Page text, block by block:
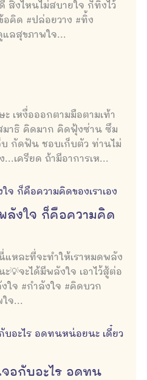
สิ่งไหนไม่สบายใจ ก็ทิ้งไว้
คิด #ปล่อยวาง #ทิ้ง
แลสุขภาพใจ...
เหงื่อออกตามมือตามเท้า
าธิ คิดมาก คิดฟุ้งซ่าน ซึม
บ กัดฟัน ชอบเก็บตัว ท่านไม่
เครียด ถ้ามีอาการเห...
ลังใจ ก็คือความคิด
แหละที่จะทำให้เราหมดพลัง
💡จะได้มีพลังใจ เอาไว้สู้ต่อ
ใจ #กำลังใจ #คิดบวก
จ...
จอกับอะไร อดทน